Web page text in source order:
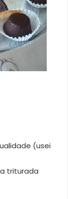
(usei
triturada